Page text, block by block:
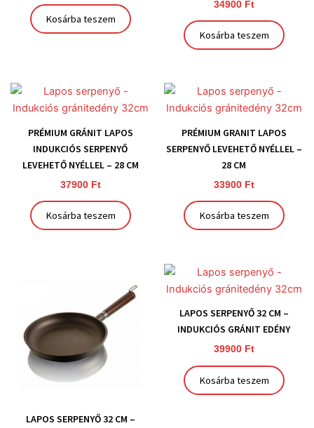
Kosárba teszem
34900 Ft
Kosárba teszem
PRÉMIUM GRÁNIT LAPOS
INDUKCIÓS SERPENYŐ
LEVEHETŐ NYÉLLEL – 28 CM
37900 Ft
Kosárba teszem
PRÉMIUM GRANIT LAPOS
SERPENYŐ LEVEHETŐ NYÉLLEL –
28 CM
33900 Ft
Kosárba teszem
LAPOS SERPENYŐ 32 CM –
LAPOS SERPENYŐ 32 CM –
INDUKCIÓS GRÁNIT EDÉNY
39900 Ft
Kosárba teszem